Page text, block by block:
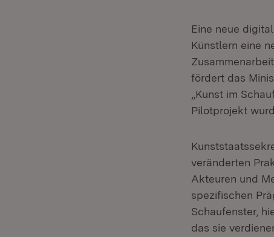
Eine neue
Künstlern eine
fördert das
„Kunst im
Pilotprojekt
veränderten
Akteuren und
spezifischen
Schaufenster,
das sie